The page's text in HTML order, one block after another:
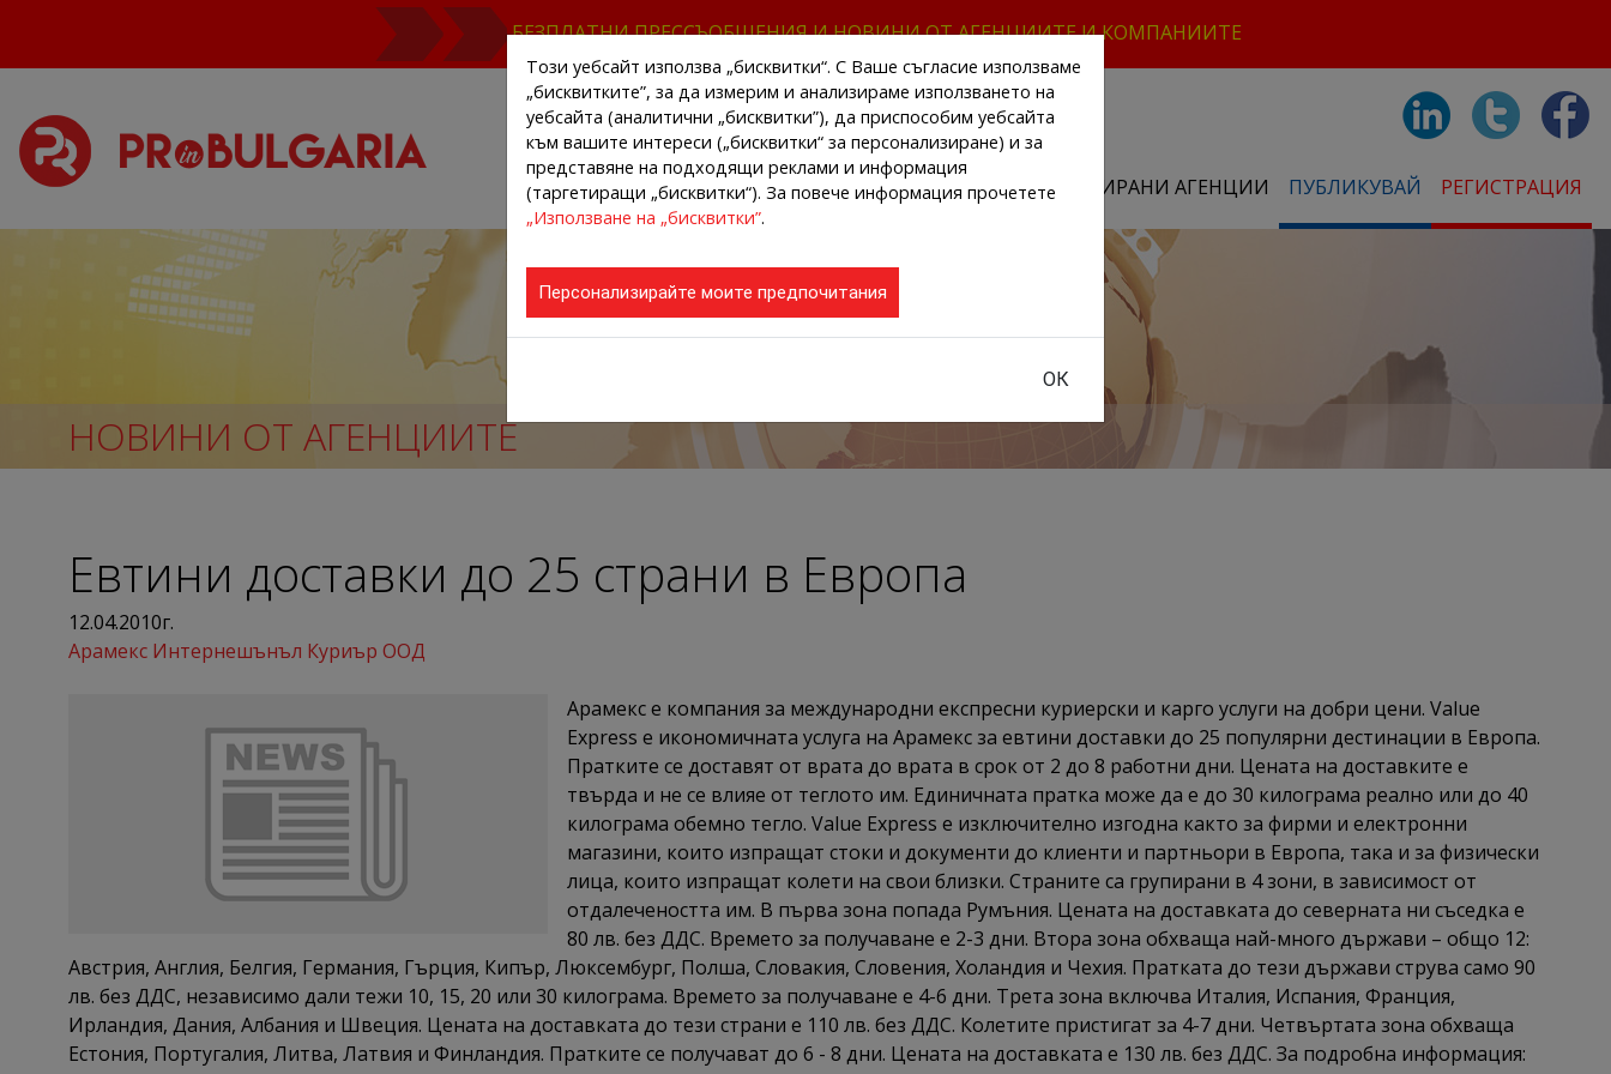
БЕЗПЛАТНИ ПРЕССЪОБЩЕНИЯ И НОВИНИ ОТ АГЕНЦИИТЕ И КОМПАНИИТЕ
НАЧАЛО НОВИНИ ОТ АГЕНЦИИТЕ РЕГИСТРИРАНИ АГЕНЦИИ ПУБЛИКУВАЙ РЕГИСТРАЦИЯ
НОВИНИ ОТ АГЕНЦИИТЕ
Евтини доставки до 25 страни в Европа
12.04.2010г.
Арамекс Интернешънъл Куриър ООД
Арамекс е компания за международни експресни куриерски и карго услуги на добри цени. Value
Express е икономичната услуга на Арамекс за евтини доставки до 25 популярни дестинации в Европа.
Пратките се доставят от врата до врата в срок от 2 до 8 работни дни. Цената на доставките е
твърда и не се влияе от теглото им. Единичната пратка може да е до 30 килограма реално или до 40
килограма обемно тегло. Value Express е изключително изгодна както за фирми и електронни
магазини, които изпращат стоки и документи до клиенти и партньори в Европа, така и за физически
лица, които изпращат колети на свои близки. Страните са групирани в 4 зони, в зависимост от
отдалечеността им. В първа зона попада Румъния. Цената на доставката до северната ни съседка е
80 лв. без ДДС. Времето за получаване е 2-3 дни. Втора зона обхваща най-много държави – общо 12:
Австрия, Англия, Белгия, Германия, Гърция, Кипър, Люксембург, Полша, Словакия, Словения, Холандия и Чехия. Пратката до тези държави струва само 90
лв. без ДДС, независимо дали тежи 10, 15, 20 или 30 килограма. Времето за получаване е 4-6 дни. Трета зона включва Италия, Испания, Франция,
Ирландия, Дания, Албания и Швеция. Цената на доставката до тези страни е 110 лв. без ДДС. Колетите пристигат за 4-7 дни. Четвъртата зона обхваща
Естония, Португалия, Литва, Латвия и Финландия. Пратките се получават до 6 - 8 дни. Цената на доставката е 130 лв. без ДДС. За подробна информация:
Този уебсайт използва „бисквитки“. С Ваше съгласие използваме
„бисквитките”, за да измерим и анализираме използването на
уебсайта (аналитични „бисквитки”), да приспособим уебсайта
към вашите интереси („бисквитки“ за персонализиране) и за
представяне на подходящи реклами и информация
(таргетиращи „бисквитки“). За повече информация прочетете
„Използване на „бисквитки”.
Персонализирайте моите предпочитания
ОК